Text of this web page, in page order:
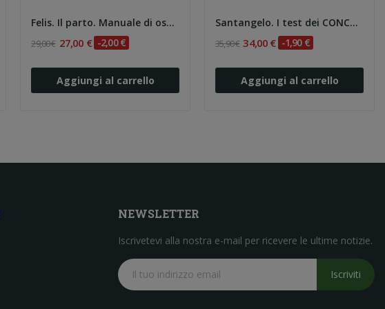
Felis. Il parto. Manuale di ostetricia e...
29,00 € 27,00 € -2,00 €
Aggiungi al carrello
Santangelo. I test dei CONCORSI per OSTETRICA/O 2e
35,90 € 34,00 € -1,90 €
Aggiungi al carrello
NEWSLETTER
Iscrivetevi alla nostra e-mail per ricevere le ultime notizie.
Iscriviti